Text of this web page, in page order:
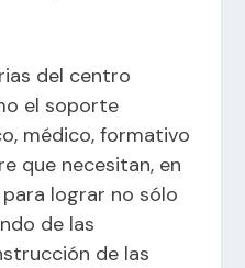
del centro
el soporte
médico, formativo
que necesitan, en
lograr no sólo
de las
de las